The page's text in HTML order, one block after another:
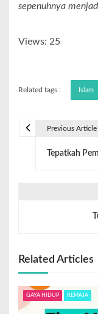
sepenuhnya
Views: 25
Related tags : Islam
Previous Article
Tepatkah
Related Articles
GAYA HIDUP REMAJA